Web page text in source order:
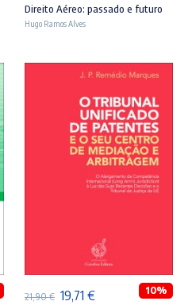
preço
original
24,50 €.
preço
22,05 €.
Direito Aéreo: passado e futuro
Hugo Ramos Alves
ADICIONAR
21,90€ O
19,71 €O
10%